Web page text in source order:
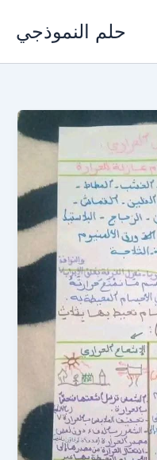
content
حلم النموذجي